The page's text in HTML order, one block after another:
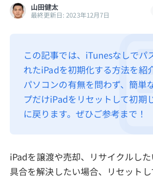
BuhoLaunchpad
その他
利用規約
返金について
山田健太
最終更新日: 2023年12月7日
この記事では、iTunesなしでパ
れたiPadを初期化する方法を紹
パソコンの有無を問わず、簡単
プだけiPadをリセットして初期
に戻ります。ぜひご参考まで！
iPadを譲渡や売却、リサイクルし
具合を解決したい場合、リセット